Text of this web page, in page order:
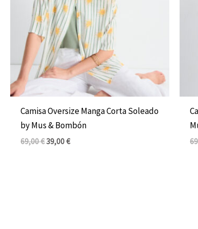
Camisa Oversize Manga Corta Soleado
by Mus & Bombón
69,00€39,00€